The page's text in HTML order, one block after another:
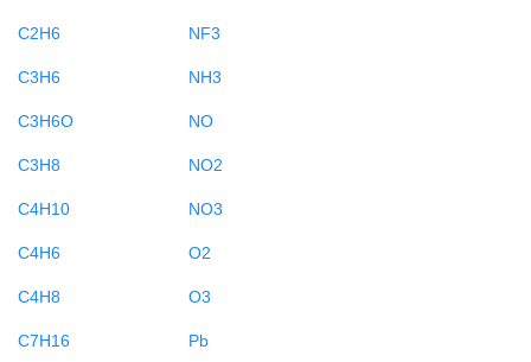
C2H6
C3H6
C3H6O
C3H8
C4H10
C4H6
C4H8
C7H16
NF3
NH3
NO
NO2
NO3
O2
O3
Pb